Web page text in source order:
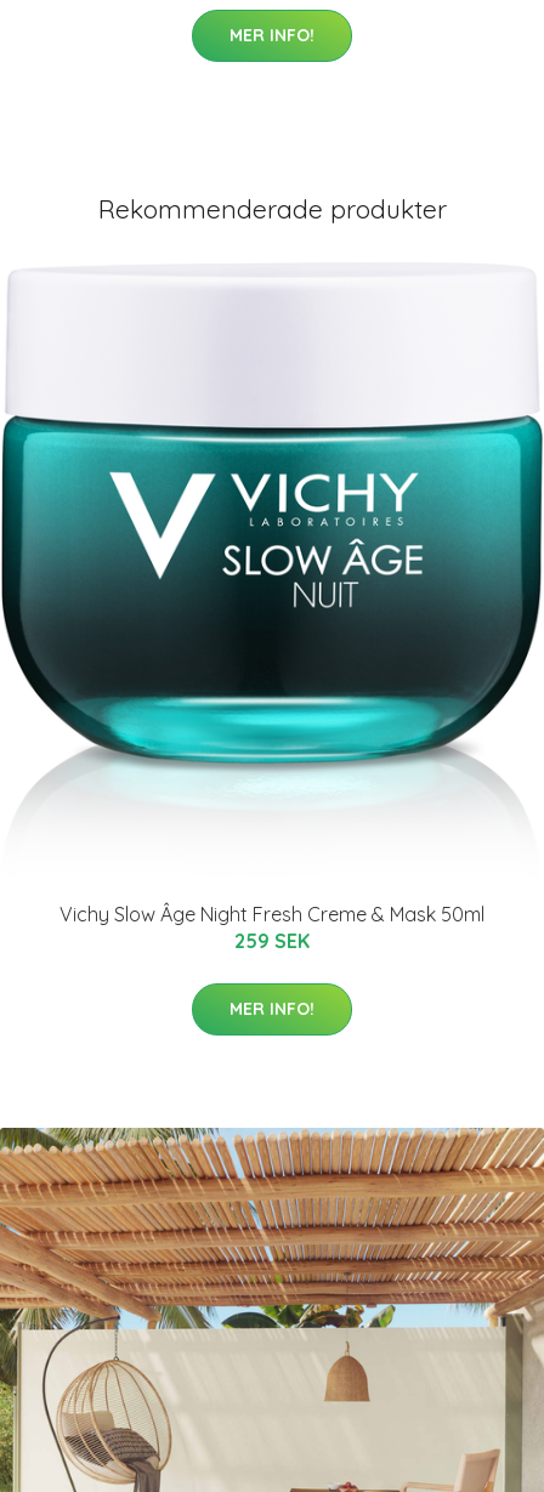
MER INFO!
Rekommenderade produkter
Vichy Slow Âge Night Fresh Creme & Mask 50ml
259 SEK
MER INFO!